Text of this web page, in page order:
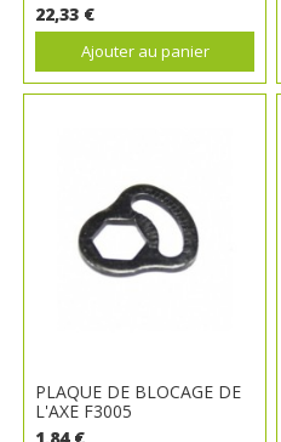
22,33 €
Ajouter au panier
PLAQUE DE BLOCAGE DE
L'AXE F3005